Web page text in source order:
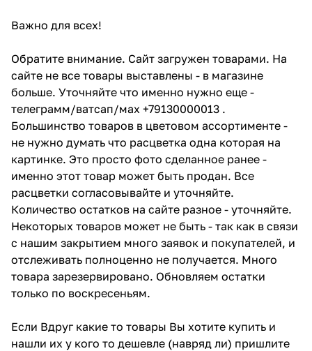
Важно для всех!
Обратите внимание. Сайт загружен товарами. На
сайте не все товары выставлены - в магазине
больше. Уточняйте что именно нужно еще -
телеграмм/ватсап/мах +79130000013 .
Большинство товаров в цветовом ассортименте -
не нужно думать что расцветка одна которая на
картинке. Это просто фото сделанное ранее -
именно этот товар может быть продан. Все
расцветки согласовывайте и уточняйте.
Количество остатков на сайте разное - уточняйте.
Некоторых товаров может не быть - так как в связи
с нашим закрытием много заявок и покупателей, и
отслеживать полноценно не получается. Много
товара зарезервировано. Обновляем остатки
только по воскресеньям.
Если Вдруг какие то товары Вы хотите купить и
нашли их у кого то дешевле (навряд ли) пришлите